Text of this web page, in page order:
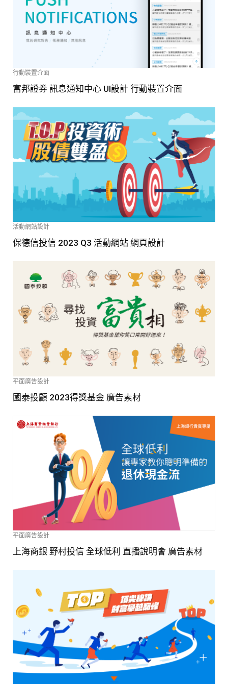
行動裝置介面
富邦證券 訊息通知中心 UI設計 行動裝置介面
活動網站設計
保德信投信 2023 Q3 活動網站 網頁設計
平面廣告設計
國泰投顧 2023得獎基金 廣告素材
平面廣告設計
上海商銀 野村投信 全球低利 直播說明會 廣告素材